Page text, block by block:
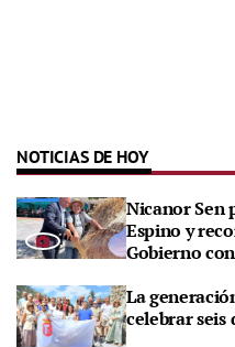
NOTICIAS DE HOY
Nicanor Sen
Espino y
Gobierno
La
celebrar seis